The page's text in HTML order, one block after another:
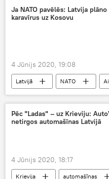
Ja NATO pavēlēs: Latvija
karavīrus uz Kosovu
4 Jūnijs 2020, 19:08
Latvijā NATO
Kosova
Pēc "Ladas" – uz Krieviju:
netirgos automašīnas Latvijā
4 Jūnijs 2020, 18:17
Krievija automašīnas